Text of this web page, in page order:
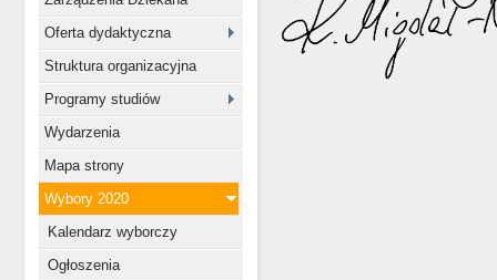
Oferta dydaktyczna
Struktura organizacyjna
Programy studiów
Wydarzenia
Mapa strony
Wybory 2020
Kalendarz wyborczy
Ogłoszenia